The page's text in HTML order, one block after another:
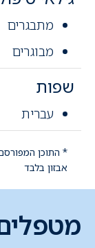
מתבגרים
מבוגרים
שפות
עברית
* התוכן
אבזון בלבד